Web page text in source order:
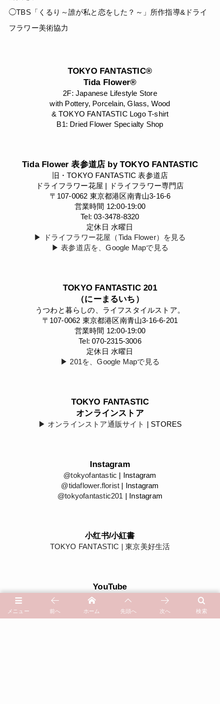
◯TBS「くるり～誰が私と恋をした？～」所作指導&ドライ
フラワー美術協力
TOKYO FANTASTIC®
Tida Flower®
2F: Japanese Lifestyle Store
with Pottery, Porcelain, Glass, Wood
& TOKYO FANTASTIC Logo T-shirt
B1: Dried Flower Specialty Shop
Tida Flower 表参道店 by TOKYO FANTASTIC
旧・TOKYO FANTASTIC 表参道店
ドライフラワー花屋 | ドライフラワー専門店
〒107-0062 東京都港区南青山3-16-6
営業時間 12:00-19:00
Tel: 03-3478-8320
定休日 水曜日
▶︎ ドライフラワー花屋（Tida Flower）を見る
▶︎ 表参道店を、Google Mapで見る
TOKYO FANTASTIC 201
（にーまるいち）
うつわと暮らしの、ライフスタイルストア。
〒107-0062 東京都港区南青山3-16-6-201
営業時間 12:00-19:00
Tel: 070-2315-3006
定休日 水曜日
▶︎ 201を、Google Mapで見る
TOKYO FANTASTIC
オンラインストア
▶︎ オンラインストア通販サイト | STORES
Instagram
@tokyofantastic | Instagram
@tidaflower.florist | Instagram
@tokyofantastic201 | Instagram
小红书/小紅書
TOKYO FANTASTIC | 東京美好生活
YouTube
YouTubeチャンネル | TOKYO FANTASTIC
メニュー 検索
前へ ホーム 先頭へ 次へ